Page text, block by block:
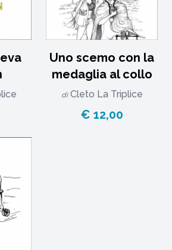
Uno scemo con la
medaglia al collo
di Cleto La Triplice
€ 12,00